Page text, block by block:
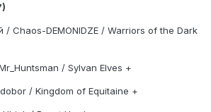
/ Chaos-DEMONIDZE / Warriors of the Dark
/ Sylvan Elves +
/ Kingdom of Equitaine +